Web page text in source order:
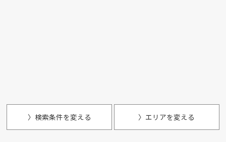
〉検索条件を変える 〉エリアを変える